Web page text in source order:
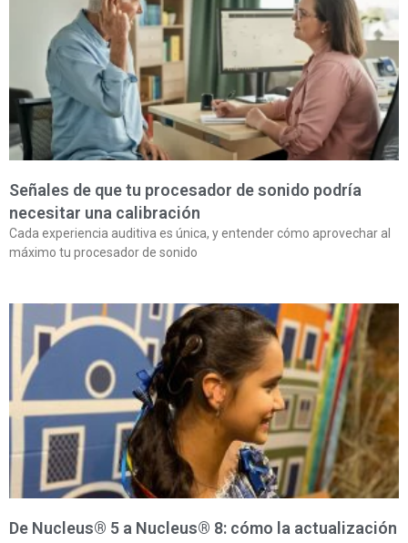
Señales de que tu procesador de sonido podría
necesitar una calibración
Cada experiencia auditiva es única, y entender cómo aprovechar al
máximo tu procesador de sonido
De Nucleus® 5 a Nucleus® 8: cómo la actualización